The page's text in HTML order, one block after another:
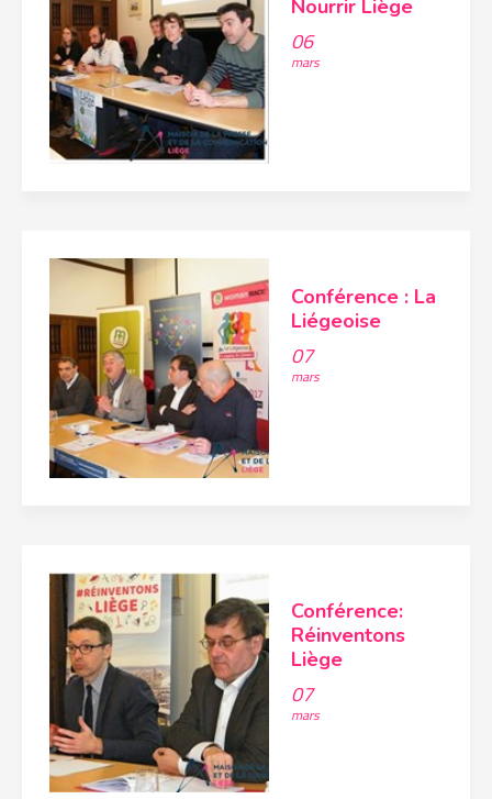
Nourrir Liège
06
mars
Conférence : La
Liégeoise
07
mars
Conférence:
Réinventons
Liège
07
mars